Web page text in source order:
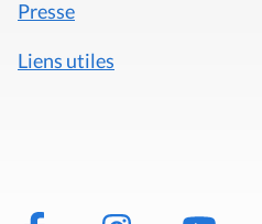
Presse
Liens utiles